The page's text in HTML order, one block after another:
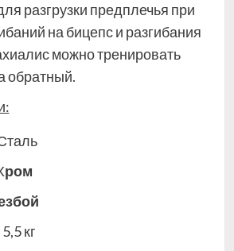
разгрузки предплечья при
на бицепс и разгибания
можно тренировать
обратный.
ром
кг